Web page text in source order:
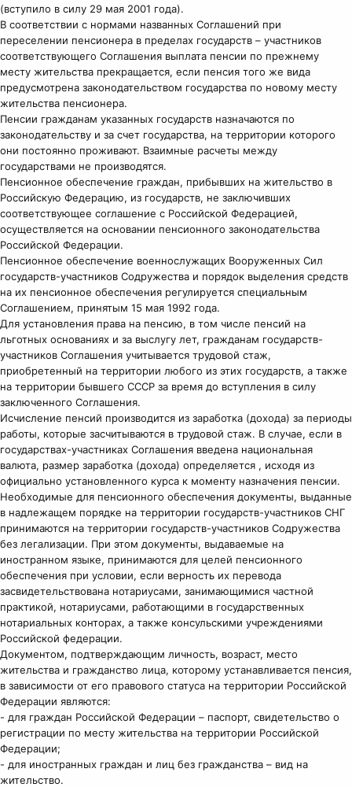
(вступило в силу 29 мая 2001 года).
В соответствии с нормами названных Соглашений при
переселении пенсионера в пределах государств – участников
соответствующего Соглашения выплата пенсии по прежнему
месту жительства прекращается, если пенсия того же вида
предусмотрена законодательством государства по новому месту
жительства пенсионера.
Пенсии гражданам указанных государств назначаются по
законодательству и за счет государства, на территории которого
они постоянно проживают. Взаимные расчеты между
государствами не производятся.
Пенсионное обеспечение граждан, прибывших на жительство в
Российскую Федерацию, из государств, не заключивших
соответствующее соглашение с Российской Федерацией,
осуществляется на основании пенсионного законодательства
Российской Федерации.
Пенсионное обеспечение военнослужащих Вооруженных Сил
государств-участников Содружества и порядок выделения средств
на их пенсионное обеспечения регулируется специальным
Соглашением, принятым 15 мая 1992 года.
Для установления права на пенсию, в том числе пенсий на
льготных основаниях и за выслугу лет, гражданам государств-
участников Соглашения учитывается трудовой стаж,
приобретенный на территории любого из этих государств, а также
на территории бывшего СССР за время до вступления в силу
заключенного Соглашения.
Исчисление пенсий производится из заработка (дохода) за периоды
работы, которые засчитываются в трудовой стаж. В случае, если в
государствах-участниках Соглашения введена национальная
валюта, размер заработка (дохода) определяется , исходя из
официально установленного курса к моменту назначения пенсии.
Необходимые для пенсионного обеспечения документы, выданные
в надлежащем порядке на территории государств-участников СНГ
принимаются на территории государств-участников Содружества
без легализации. При этом документы, выдаваемые на
иностранном языке, принимаются для целей пенсионного
обеспечения при условии, если верность их перевода
засвидетельствована нотариусами, занимающимися частной
практикой, нотариусами, работающими в государственных
нотариальных конторах, а также консульскими учреждениями
Российской федерации.
Документом, подтверждающим личность, возраст, место
жительства и гражданство лица, которому устанавливается пенсия,
в зависимости от его правового статуса на территории Российской
Федерации являются:
- для граждан Российской Федерации – паспорт, свидетельство о
регистрации по месту жительства на территории Российской
Федерации;
- для иностранных граждан и лиц без гражданства – вид на
жительство.